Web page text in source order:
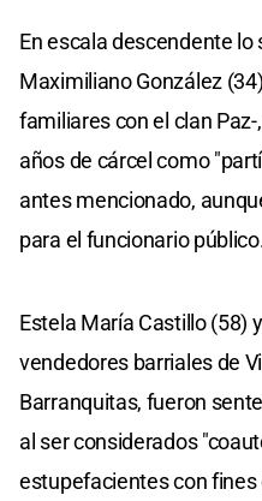
En escala descendente lo
Maximiliano González
familiares con el clan
años de cárcel como
antes mencionado,
para el funcionario
Estela María Castillo (58)
vendedores barriales de
Barranquitas, fueron
al ser considerados
estupefacientes con